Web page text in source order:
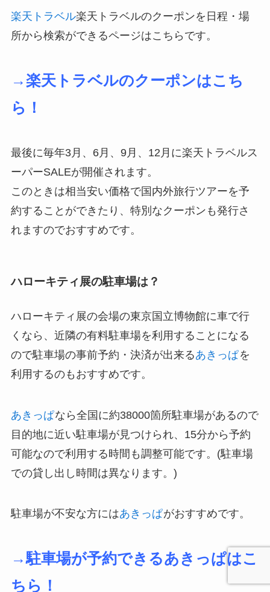
楽天トラベル楽天トラベルのクーポンを日程・場
所から検索ができるページはこちらです。
→楽天トラベルのクーポンはこち
ら！
最後に毎年3月、6月、9月、12月に楽天トラベルス
ーパーSALEが開催されます。
このときは相当安い価格で国内外旅行ツアーを予
約することができたり、特別なクーポンも発行さ
れますのでおすすめです。
ハローキティ展の駐車場は？
ハローキティ展の会場の東京国立博物館に車で行
くなら、近隣の有料駐車場を利用することになる
ので駐車場の事前予約・決済が出来るあきっぱを
利用するのもおすすめです。
あきっぱなら全国に約38000箇所駐車場があるので
目的地に近い駐車場が見つけられ、15分から予約
可能なので利用する時間も調整可能です。(駐車場
での貸し出し時間は異なります。)
駐車場が不安な方にはあきっぱがおすすめです。
→駐車場が予約できるあきっぱはこ
ちら！